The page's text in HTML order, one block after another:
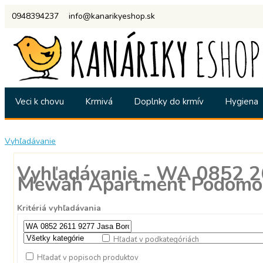
0948394237 info@kanarikyeshop.sk
Veci k chovu Krmivá Doplnky do krmív Hygiena
Vyhľadávanie
Vyhľadávanie - WA 0852
Mewah Apartment
Kritériá vyhľadávania
Hľadať v podkategóriách
Hľadať v popisoch produktov